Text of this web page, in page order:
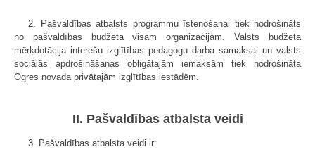
2. Pašvaldības atbalsts programmu īstenošanai tiek nodrošināts
no pašvaldības budžeta visām organizācijām. Valsts budžeta
mērķdotācija interešu izglītības pedagogu darba samaksai un valsts
sociālās apdrošināšanas obligātajām iemaksām tiek nodrošināta
Ogres novada privātajām izglītības iestādēm.
II. Pašvaldības atbalsta veidi
3. Pašvaldības atbalsta veidi ir: